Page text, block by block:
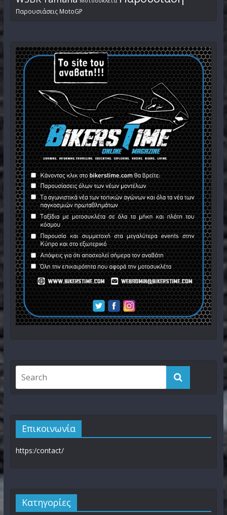
Παρουσιάσεις MotoGP
Επικοινωνία
https:/contact/
Kατηγορίες